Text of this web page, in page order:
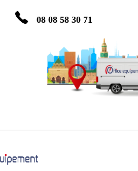
08 08 58 30 71